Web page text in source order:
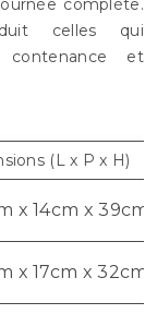
complète.
celles qui
et
(L x P x H)
x 14cm x 39cm
x 17cm x 32cm